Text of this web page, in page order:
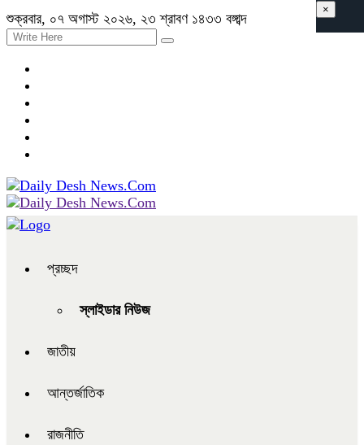
শুক্রবার, ০৭ অগাস্ট ২০২৬, ২৩ শ্রাবণ ১৪৩৩ বঙ্গাব্দ
প্রচ্ছদ
স্লাইডার নিউজ
জাতীয়
আন্তর্জাতিক
রাজনীতি
×